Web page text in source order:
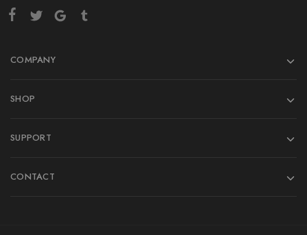
COMPANY
SHOP
SUPPORT
CONTACT